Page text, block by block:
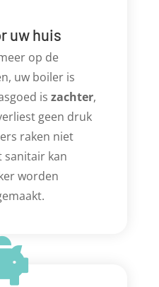
uw huis
op de
uw boiler is
iszachter,
geen druk
raken niet
sanitair kan
worden